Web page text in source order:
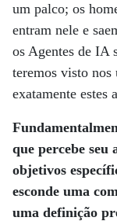
um palco; os
entram nele e
os Agentes de IA
teremos visto nos
exatamente estes
que percebe seu
objetivos
esconde uma
uma definição